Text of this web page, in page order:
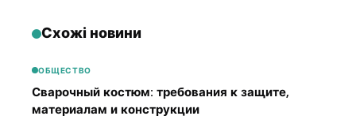
Схожі новини
ОБЩЕСТВО
Сварочный костюм: требования к защите,
материалам и конструкции